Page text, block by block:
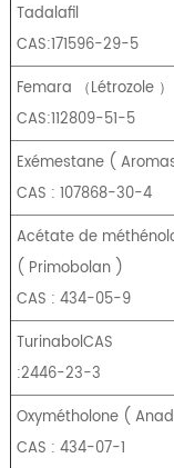
Tadalafil
CAS:171596-29-5
Femara （Létrozole ）
CAS:112809-51-5
Exémestane (
CAS : 107868-30-4
Acétate de
( Primobolan )
CAS : 434-05-9
TurinabolCAS
:2446-23-3
Oxymétholone (
CAS : 434-07-1